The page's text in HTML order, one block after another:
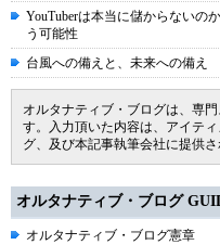
YouTuberは本当に儲からないの
う可能性
台風への備えと、未来への備え
オルタナティブ・ブログは、専
す。入力頂いた内容は、アイテ
グ、及び本記事執筆会社に提供さ
オルタナティブ・ブログ
オルタナティブ・ブログ憲章